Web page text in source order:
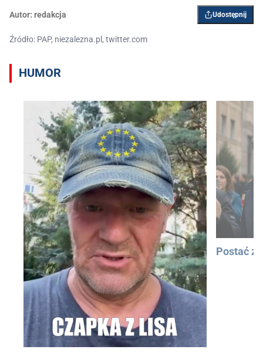
Autor: redakcja Udostępnij
Źródło: PAP, niezalezna.pl, twitter.com
HUMOR
Postać